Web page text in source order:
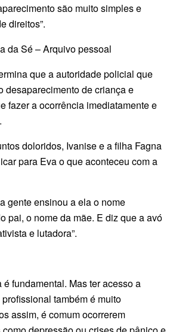
são muito simples e
direitos”.
da Sé – Arquivo pessoal
que a autoridade policial que
desaparecimento de criança e
fazer a ocorrência imediatamente e
doloridos, Ivanise e a filha Fagna
para Eva o que aconteceu com a
gente ensinou a ela o nome
pai, o nome da mãe. E diz que a avó
e lutadora”.
fundamental. Mas ter acesso a
também é muito
assim, é comum ocorrerem